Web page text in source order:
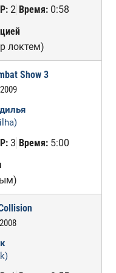
Р:2 Время:0:58
локтем)
Show 3
Р:3 Время:5:00